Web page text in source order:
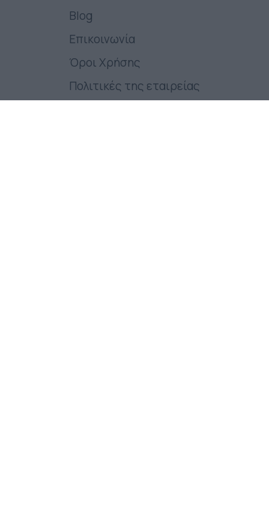
Blog
Επικοινωνία
Όροι Χρήσης
Πολιτικές της εταιρείας